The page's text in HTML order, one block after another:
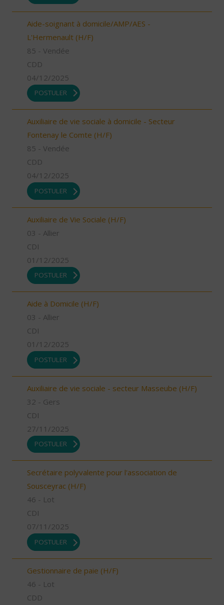
Aide-soignant à domicile/AMP/AES -
L'Hermenault (H/F)
85 - Vendée
CDD
04/12/2025
POSTULER
Auxiliaire de vie sociale à domicile - Secteur
Fontenay le Comte (H/F)
85 - Vendée
CDD
04/12/2025
POSTULER
Auxiliaire de Vie Sociale (H/F)
03 - Allier
CDI
01/12/2025
POSTULER
Aide à Domicile (H/F)
03 - Allier
CDI
01/12/2025
POSTULER
Auxiliaire de vie sociale - secteur Masseube (H/F)
32 - Gers
CDI
27/11/2025
POSTULER
Secrétaire polyvalente pour l'association de
Sousceyrac (H/F)
46 - Lot
CDI
07/11/2025
POSTULER
Gestionnaire de paie (H/F)
46 - Lot
CDD